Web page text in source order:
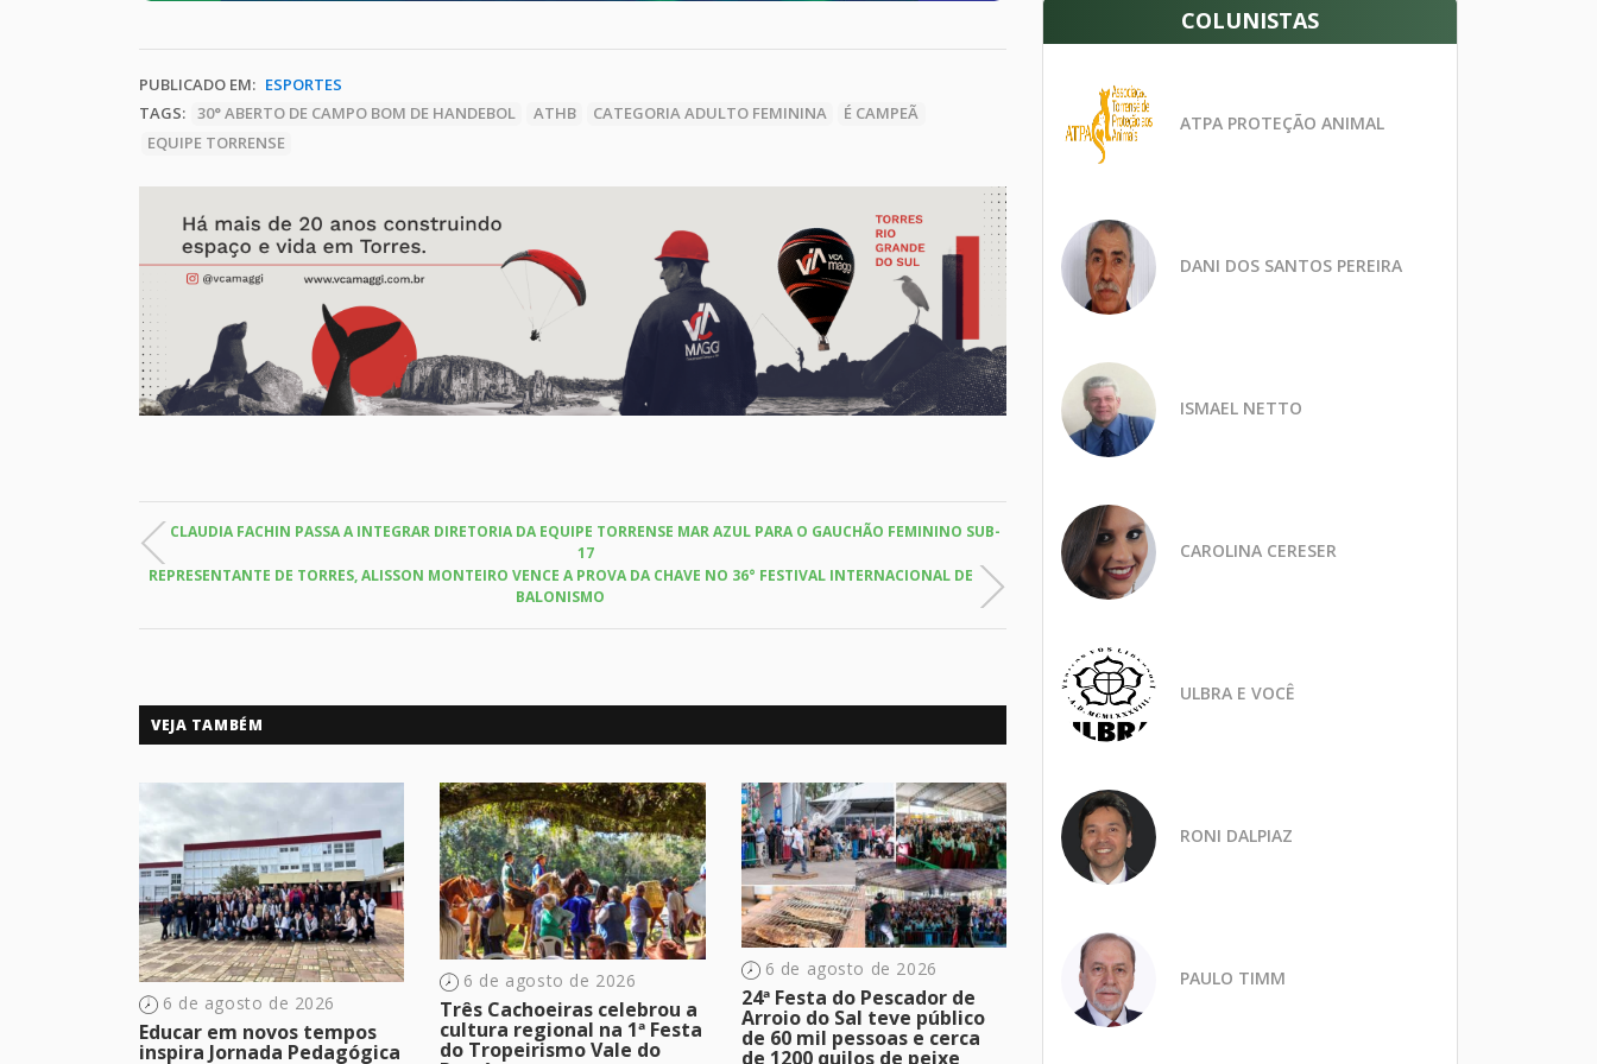
PUBLICADO EM: ESPORTES
TAGS: 30° ABERTO DE CAMPO BOM DE HANDEBOL ATHB CATEGORIA ADULTO FEMININA
É CAMPEÃ
EQUIPE TORRENSE
CLAUDIA FACHIN PASSA A INTEGRAR DIRETORIA DA EQUIPE TORRENSE MAR AZUL PARA O GAUCHÃO FEMININO SUB-
17
REPRESENTANTE DE TORRES, ALISSON MONTEIRO VENCE A PROVA DA CHAVE NO 36° FESTIVAL INTERNACIONAL DE
BALONISMO
VEJA TAMBÉM
6 de agosto de 2026
Educar em novos tempos
inspira Jornada Pedagógica
6 de agosto de 2026
Três Cachoeiras celebrou a
cultura regional na 1ª Festa
do Tropeirismo Vale do
6 de agosto de 2026
24ª Festa do Pescador de
Arroio do Sal teve público
de 60 mil pessoas e cerca
de 1200 quilos de peixe
COLUNISTAS
ATPA PROTEÇÃO ANIMAL
DANI DOS SANTOS PEREIRA
ISMAEL NETTO
CAROLINA CERESER
ULBRA E VOCÊ
RONI DALPIAZ
PAULO TIMM